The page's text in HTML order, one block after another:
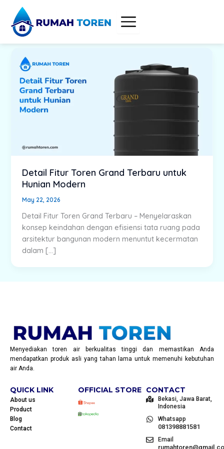
content
Detail Fitur Toren Grand Terbaru untuk
Hunian Modern
May 22, 2026
Detail Fitur Toren Grand Terbaru – Menyelaraskan
konsep keindahan dengan efisiensi tata ruang pada
arsitektur bangunan modern menuntut kecermatan
dalam […]
Menyediakan toren air berkualitas tinggi dan memastikan Anda
mendapatkan produk asli yang tahan lama untuk memenuhi kebutuhan
air Anda.
QUICK LINK
About us
Product
Blog
Contact
OFFICIAL STORE CONTACT
Bekasi, Jawa Barat,
Indonesia
Whatsapp
081398881581
Email